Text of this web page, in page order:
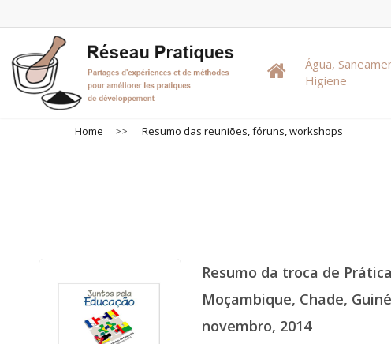
to
main
content
Água,
Higiene
Home >> Resumo das reuniões, fóruns, workshops
Resumo da troca de
Moçambique, Chade,
novembro, 2014